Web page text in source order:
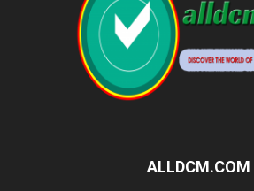
ALLDCM.COM